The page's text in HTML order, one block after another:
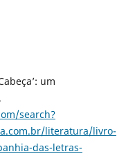
um
search?
literatura/livro-
das-letras-